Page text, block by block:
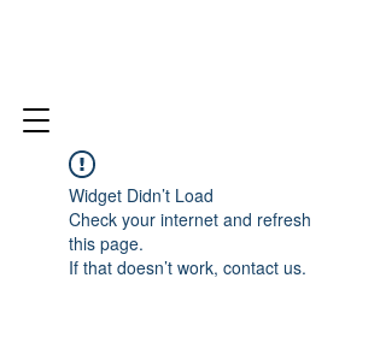
Widget Didn’t Load
Check your internet and refresh
this page.
If that doesn’t work, contact us.